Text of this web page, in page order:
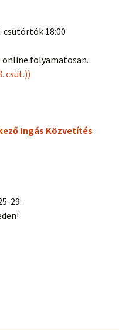
csütörtök 18:00
online folyamatosan.
csüt.))
Ingás Közvetítés
29.